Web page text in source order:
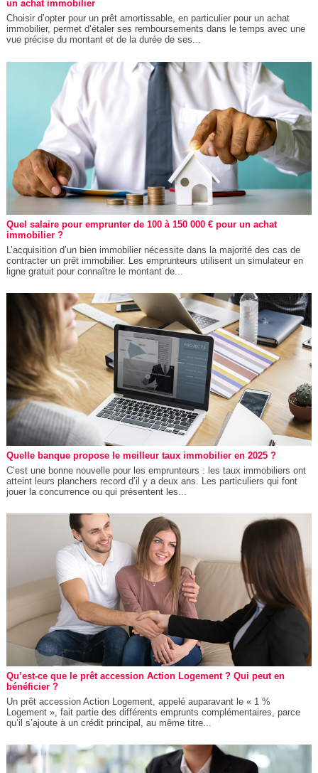
un achat immobilier
Choisir d’opter pour un prêt amortissable, en particulier pour un achat
immobilier, permet d’étaler ses remboursements dans le temps avec une
vue précise du montant et de la durée de ses...
Quel salaire pour emprunter de 100 à 150 000 € pour un achat
immobilier ?
L’acquisition d’un bien immobilier nécessite dans la majorité des cas de
contracter un prêt immobilier. Les emprunteurs utilisent un simulateur en
ligne gratuit pour connaître le montant de...
Quelle banque propose le meilleur taux immobilier en 2025 ?
C’est une bonne nouvelle pour les emprunteurs : les taux immobiliers ont
atteint leurs planchers record d’il y a deux ans. Les particuliers qui font
jouer la concurrence ou qui présentent les...
Qu’est-ce que le prêt accession Action Logement ? Qui peut en
bénéficier ?
Un prêt accession Action Logement, appelé auparavant le « 1 %
Logement », fait partie des différents emprunts complémentaires, parce
qu’il s’ajoute à un crédit principal, au même titre...